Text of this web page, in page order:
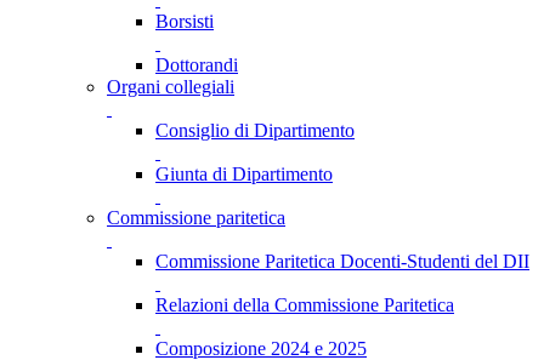
Borsisti
Dottorandi
Organi collegiali
Consiglio di Dipartimento
Giunta di Dipartimento
Commissione paritetica
Commissione Paritetica Docenti-Studenti del DII
Relazioni della Commissione Paritetica
Composizione 2024 e 2025